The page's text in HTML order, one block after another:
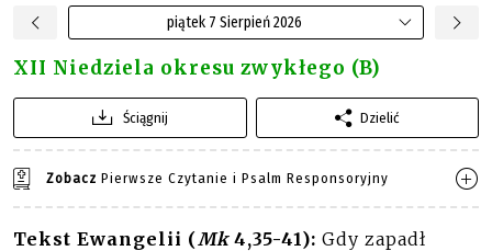
piątek 7 Sierpień 2026
XII Niedziela okresu zwykłego (B)
Ściągnij Dzielić
Zobacz Pierwsze Czytanie i Psalm Responsoryjny
Tekst Ewangelii (Mk4,35-41): Gdy zapadł